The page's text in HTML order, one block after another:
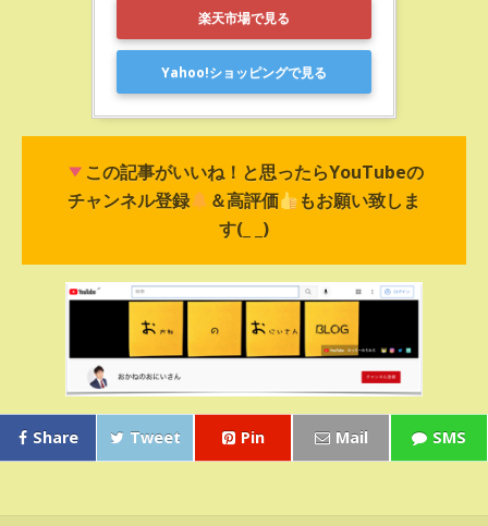
楽天市場で見る
Yahoo!ショッピングで見る
この記事がいいね！と思ったらYouTubeの
チャンネル登録
＆高評価
もお願い致しま
す(_ _)
Share Tweet Pin Mail SMS